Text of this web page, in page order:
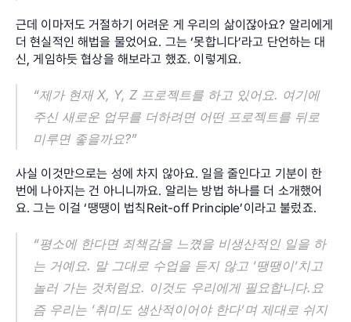
근데 이마저도 거절하기 어려운 게 우리의 삶이잖아요? 알리에게
더 현실적인 해법을 물었어요. 그는 ‘못합니다’라고 단언하는 대
신, 게임하듯 협상을 해보라고 했죠. 이렇게요.
“제가 현재 X, Y, Z 프로젝트를 하고 있어요. 여기에
주신 새로운 업무를 더하려면 어떤 프로젝트를 뒤로
미루면 좋을까요?”
사실 이것만으로는 성에 차지 않아요. 일을 줄인다고 기분이 한
번에 나아지는 건 아니니까요. 알리는 방법 하나를 더 소개했어
요. 그는 이걸 ‘땡땡이 법칙Reit-off Principle’이라고 불렀죠.
“평소에 한다면 죄책감을 느꼈을 비생산적인 일을 하
는 거예요. 말 그대로 수업을 듣지 않고 ‘땡땡이’치고
놀러 가는 것처럼요. 이것도 우리에게 필요합니다.요
즘 우리는 ‘취미도 생산적이어야 한다’며 제대로 쉬지